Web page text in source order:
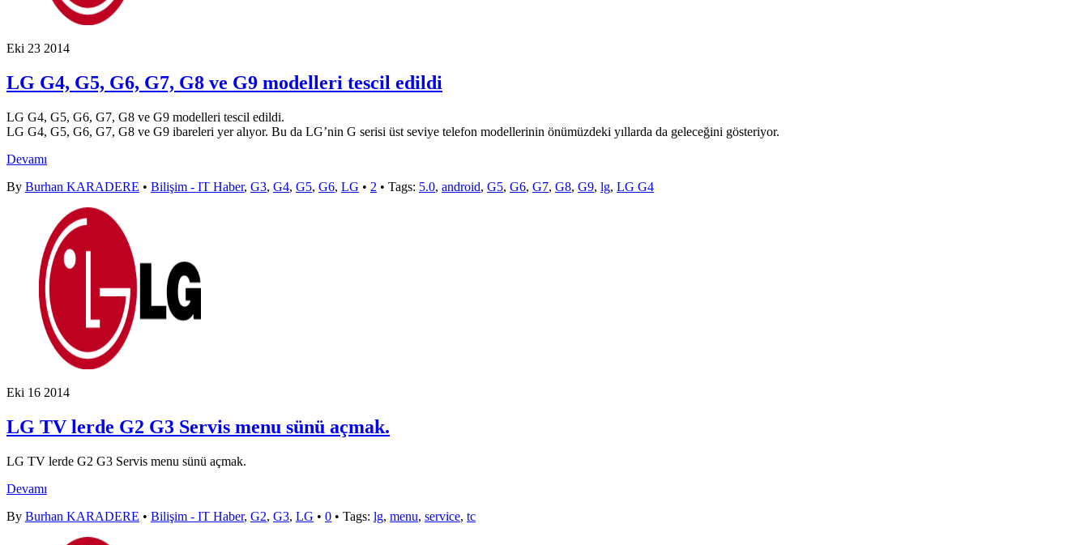
Eki 23 2014
LG G4, G5, G6, G7, G8 ve G9 modelleri tescil edildi
LG G4, G5, G6, G7, G8 ve G9 modelleri tescil edildi.
LG G4, G5, G6, G7, G8 ve G9 ibareleri yer alıyor. Bu da LG’nin G serisi üst seviye telefon modellerinin önümüzdeki yıllarda da geleceğini gösteriyor.
Devamı
By Burhan KARADERE • Bilişim - IT Haber, G3, G4, G5, G6, LG • 2 • Tags: 5.0, android, G5, G6, G7, G8, G9, lg, LG G4
Eki 16 2014
LG TV lerde G2 G3 Servis menu sünü açmak.
LG TV lerde G2 G3 Servis menu sünü açmak.
Devamı
By Burhan KARADERE • Bilişim - IT Haber, G2, G3, LG • 0 • Tags: lg, menu, service, tc